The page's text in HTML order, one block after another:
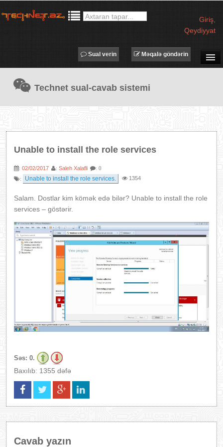
Giriş
Qeydiyyat
TECHNET TV
MƏQALƏLƏR
PROQRAMLAR
XƏBƏRLƏR
Məqalə göndərin
Sual verin
Technet sual-cavab sistemi
Unable to install the role services
: 02/02/2017 : Saleh Xalafli
: 0
:
Unable to install the role services. 1354
Salam. Dostlar kim kömək edə bilər? Unable to install the role
services – göstərir.
Səs: 0.
Baxılıb: 1355 dəfə
Cavab yazın